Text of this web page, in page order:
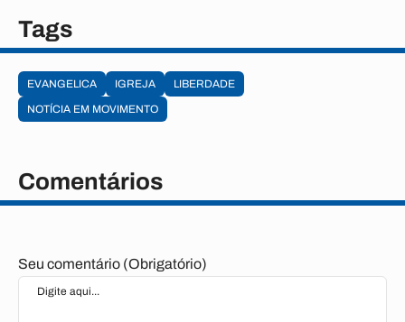
Tags
EVANGELICA IGREJA
LIBERDADE
NOTÍCIA EM MOVIMENTO
Comentários
Seu comentário (Obrigatório)